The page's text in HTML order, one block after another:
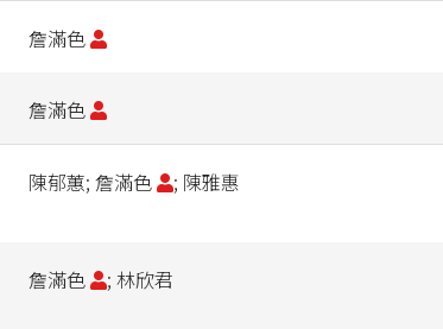
詹滿色
詹滿色
陳郁蕙; 詹滿色 ; 陳雅惠
詹滿色 ; 林欣君